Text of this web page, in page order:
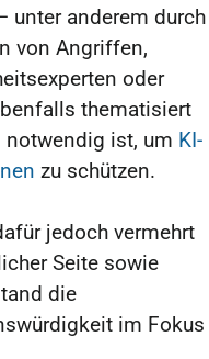
unter anderem durch
von Angriffen,
oder
thematisiert
notwendig ist, um KI-
zu schützen.
jedoch vermehrt
Seite sowie
die
im Fokus